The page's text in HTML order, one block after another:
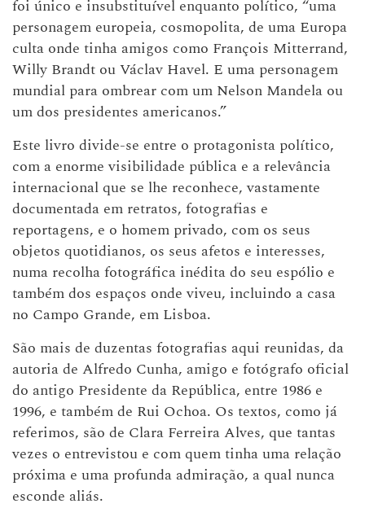
foi único e insubstituível enquanto político, “uma
personagem europeia, cosmopolita, de uma Europa
culta onde tinha amigos como François Mitterrand,
Willy Brandt ou Václav Havel. E uma personagem
mundial para ombrear com um Nelson Mandela ou
um dos presidentes americanos.”
Este livro divide-se entre o protagonista político,
com a enorme visibilidade pública e a relevância
internacional que se lhe reconhece, vastamente
documentada em retratos, fotografias e
reportagens, e o homem privado, com os seus
objetos quotidianos, os seus afetos e interesses,
numa recolha fotográfica inédita do seu espólio e
também dos espaços onde viveu, incluindo a casa
no Campo Grande, em Lisboa.
São mais de duzentas fotografias aqui reunidas, da
autoria de Alfredo Cunha, amigo e fotógrafo oficial
do antigo Presidente da República, entre 1986 e
1996, e também de Rui Ochoa. Os textos, como já
referimos, são de Clara Ferreira Alves, que tantas
vezes o entrevistou e com quem tinha uma relação
próxima e uma profunda admiração, a qual nunca
esconde aliás.